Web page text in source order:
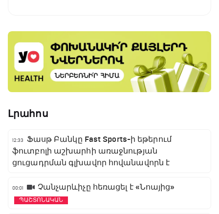
Լրահոս
12:33
Ֆասթ Բանկը Fast Sports-ի եթերում
ֆուտբոլի աշխարհի առաջնության
ցուցադրման գլխավոր հովանավորն է
00:01 Չանչարևիչը հեռացել է «Նոայից»
ՊԱՇՏՈՆԱԿԱՆ